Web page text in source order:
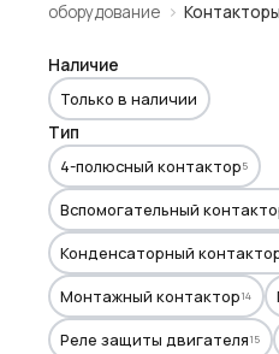
оборудование
Контакторы
Наличие
Только в наличии
Тип
4-полюсный контактор5
Вспомогательный
Конденсаторный
Монтажный контактор14
Реле защиты двигателя15